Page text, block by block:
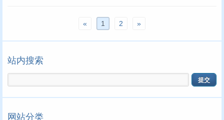
« 1 2 »
站内搜索
网站分类